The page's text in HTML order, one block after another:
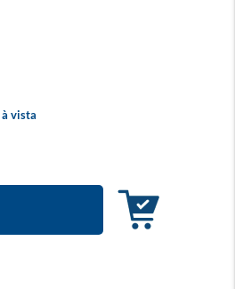
à vista